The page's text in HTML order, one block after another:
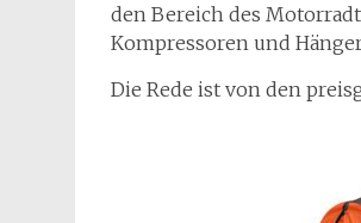
den Bereich des
Kompressoren und
Die Rede ist von den